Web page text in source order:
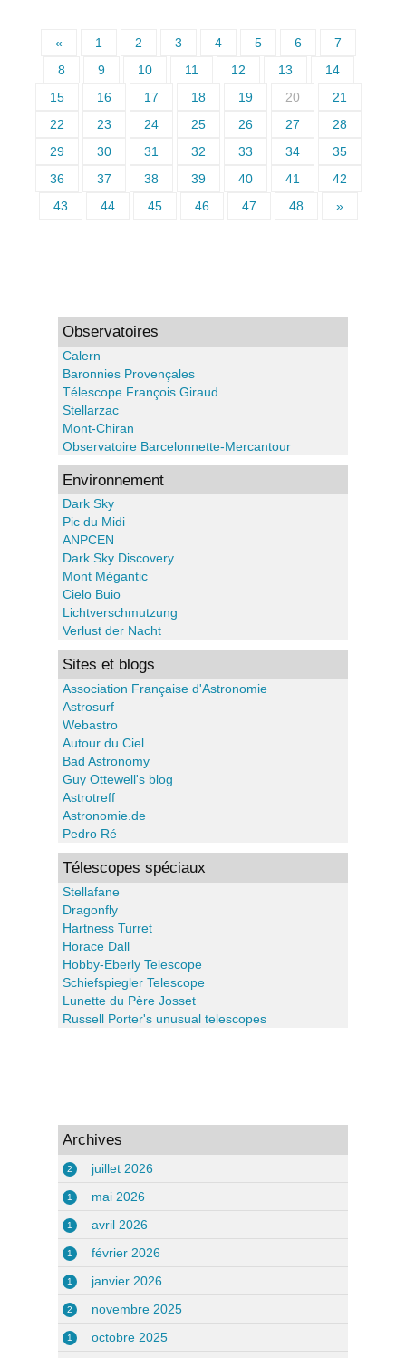
« 1 2 3 4 5 6
7
8
9 10 11 12 13
14
15
16 17 18 19 20
21
22
23 24 25 26 27
28
29
30 31 32 33 34
35
36
37 38 39 40 41
42
43
44 45 46 47 48 »
Observatoires
Calern
Baronnies Provençales
Télescope François Giraud
Stellarzac
Mont-Chiran
Observatoire Barcelonnette-Mercantour
Environnement
Dark Sky
Pic du Midi
ANPCEN
Dark Sky Discovery
Mont Mégantic
Cielo Buio
Lichtverschmutzung
Verlust der Nacht
Sites et blogs
Association Française d'Astronomie
Astrosurf
Webastro
Autour du Ciel
Bad Astronomy
Guy Ottewell's blog
Astrotreff
Astronomie.de
Pedro Ré
Télescopes spéciaux
Stellafane
Dragonfly
Hartness Turret
Horace Dall
Hobby-Eberly Telescope
Schiefspiegler Telescope
Lunette du Père Josset
Russell Porter's unusual telescopes
Archives
2 juillet 2026
1 mai 2026
1 avril 2026
1 février 2026
1 janvier 2026
2 novembre 2025
1
octobre 2025